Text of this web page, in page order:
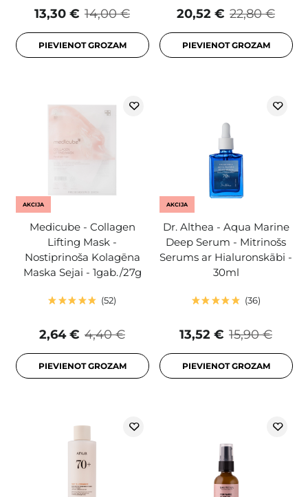
14,00 €
13,30 €
PIEVIENOT GROZAM
22,80 €
20,52 €
PIEVIENOT GROZAM
AKCIJA
Medicube - Collagen
Lifting Mask -
Nostiprinoša Kolagēna
Maska Sejai - 1gab./27g
52
4,40 €
2,64 €
PIEVIENOT GROZAM
AKCIJA
Dr. Althea - Aqua Marine
Deep Serum - Mitrinošs
Serums ar Hialuronskābi -
30ml
36
15,90 €
13,52 €
PIEVIENOT GROZAM